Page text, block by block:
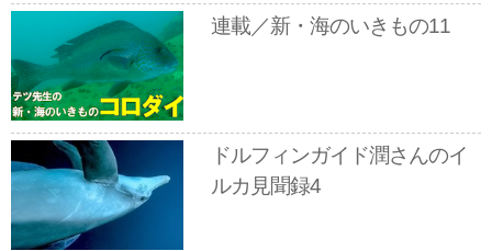
連載／新・海のいきもの11
ドルフィンガイド潤さんのイ
ルカ見聞録4